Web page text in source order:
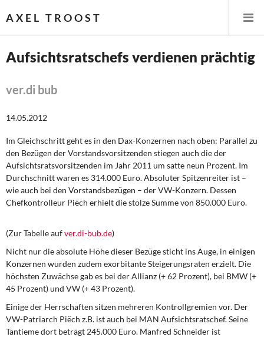
AXEL TROOST
Leitlinien linker Wirtschafts- und Finanzpolitik
Wirtschaftspolitik
Steuer- und Finanzpolitik
DIE LINKE
Memo-Gruppe
Aufsichtsratschefs verdienen prächtig
ver.di bub
14.05.2012
Im Gleichschritt geht es in den Dax-Konzernen nach oben: Parallel zu
den Bezügen der Vorstandsvorsitzenden stiegen auch die der
Aufsichtsratsvorsitzenden im Jahr 2011 um satte neun Prozent. Im
Durchschnitt waren es 314.000 Euro. Absoluter Spitzenreiter ist –
wie auch bei den Vorstandsbezügen – der VW-Konzern. Dessen
Chefkontrolleur Piëch erhielt die stolze Summe von 850.000 Euro.
(Zur Tabelle aufver.di-bub.de)
Nicht nur die absolute Höhe dieser Bezüge sticht ins Auge, in einigen
Konzernen wurden zudem exorbitante Steigerungsraten erzielt. Die
höchsten Zuwächse gab es bei der Allianz (+ 62 Prozent), bei BMW (+
45 Prozent) und VW (+ 43 Prozent).
Einige der Herrschaften sitzen mehreren Kontrollgremien vor. Der
VW-Patriarch Piëch z.B. ist auch bei MAN Aufsichtsratschef. Seine
Tantieme dort beträgt 245.000 Euro. Manfred Schneider ist